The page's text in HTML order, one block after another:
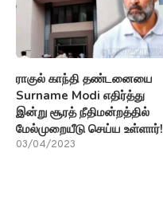
ராகுல் காந்தி தண்டனையை
Surname Modi எதிர்த்து
இன்று சூரத் நீதிமன்றத்தில்
மேல்முறையீடு செய்ய உள்ளார்!
03/04/2023